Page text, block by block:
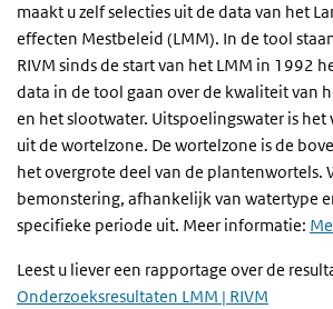
maakt u zelf selecties uit de data van het
effecten Mestbeleid (LMM). In de tool
RIVM sinds de start van het LMM in 1992
data in de tool gaan over de kwaliteit van
en het slootwater. Uitspoelingswater is
uit de wortelzone. De wortelzone is de
het overgrote deel van de plantenwortels.
bemonstering, afhankelijk van watertype
specifieke periode uit. Meer informatie:
Leest u liever een rapportage over de
Onderzoeksresultaten LMM | RIVM